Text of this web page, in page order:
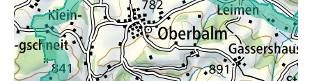
Accommodation
+
BASE INFORMATION